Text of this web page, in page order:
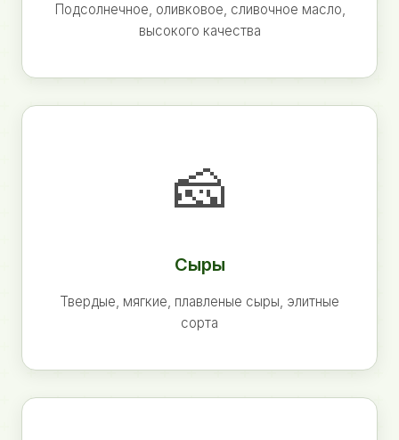
Подсолнечное, оливковое, сливочное масло,
высокого качества
🧀
Сыры
Твердые, мягкие, плавленые сыры, элитные
сорта